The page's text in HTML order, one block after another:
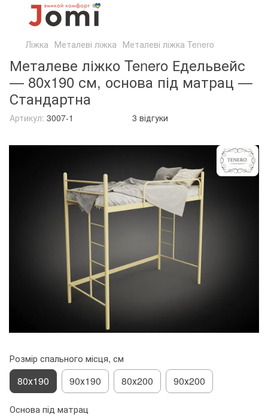
Ліжка Металеві ліжка Металеві ліжка Tenero
Металеве ліжко Tenero Едельвейс
— 80х190 см, основа під матрац —
Стандартна
Артикул: 3007-1 3 відгуки
Розмір спального місця, см
80х190 90х190 80х200 90х200
Основа під матрац